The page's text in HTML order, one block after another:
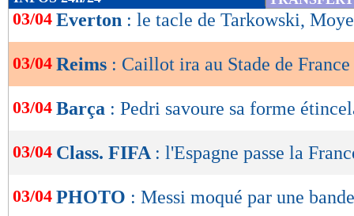
de
OK
03/04 Everton : le tacle de Tarkowski,
03/04 Reims : Caillot ira au Stade de
03/04 Barça : Pedri savoure sa forme
03/04 Class. FIFA : l'Espagne passe la
03/04 PHOTO : Messi moqué par une